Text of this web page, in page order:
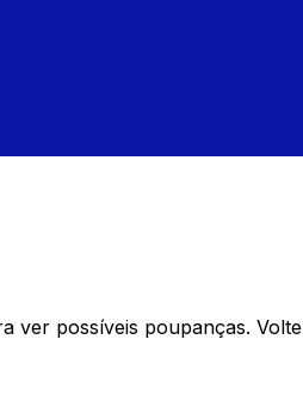
ver possíveis poupanças.